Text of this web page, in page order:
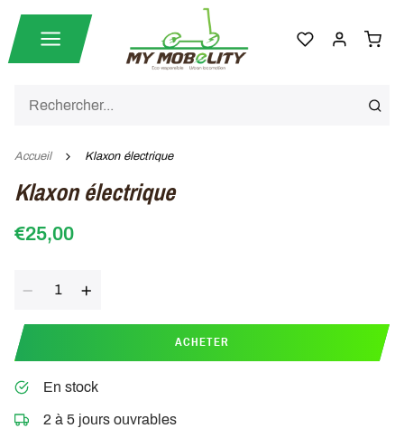
Accueil Klaxon électrique
Klaxon électrique
€25,00
ACHETER
En stock
2 à 5 jours ouvrables